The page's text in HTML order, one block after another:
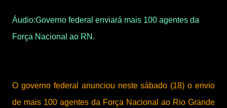
Áudio:Governo federal enviará mais 100 agentes da
Força Nacional ao RN.
O governo federal anunciou neste sábado (18) o envio
de mais 100 agentes da Força Nacional ao Rio Grande